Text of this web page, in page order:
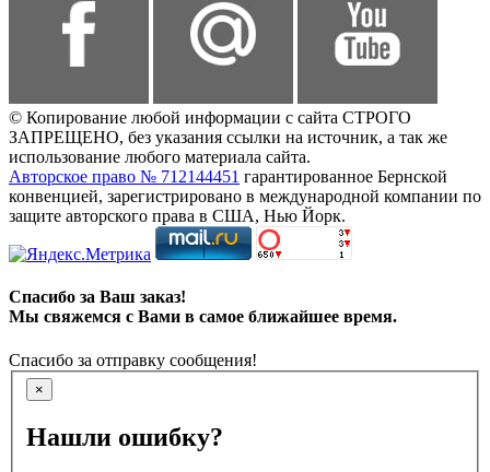
© Копирование любой информации с сайта СТРОГО
ЗАПРЕЩЕНО, без указания ссылки на источник, а так же
использование любого материала сайта.
Авторское право № 712144451 гарантированное Бернской
конвенцией, зарегистрировано в международной компании по
защите авторского права в США, Нью Йорк.
Спасибо за Ваш заказ!
Мы свяжемся с Вами в самое ближайшее время.
Спасибо за отправку сообщения!
×
Нашли ошибку?